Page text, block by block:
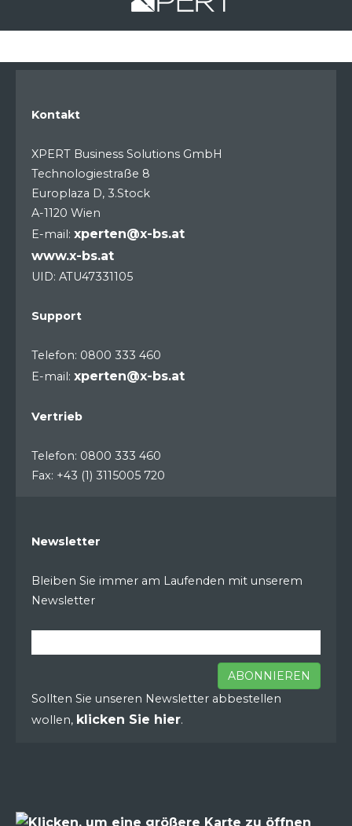
Kontakt
XPERT Business Solutions GmbH
Technologiestraße 8
Europlaza D, 3.Stock
A-1120 Wien
E-mail: xperten@x-bs.at
www.x-bs.at
UID: ATU47331105
Support
Telefon: 0800 333 460
E-mail: xperten@x-bs.at
Vertrieb
Telefon: 0800 333 460
Fax: +43 (1) 3115005 720
Newsletter
Bleiben Sie immer am Laufenden mit unserem
Newsletter
ABONNIEREN
Sollten Sie unseren Newsletter abbestellen
wollen, klicken Sie hier.